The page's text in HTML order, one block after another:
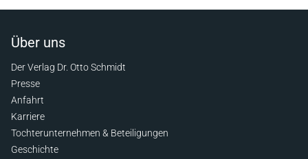
Über uns
Der Verlag Dr. Otto Schmidt
Presse
Anfahrt
Karriere
Tochterunternehmen & Beteiligungen
Geschichte